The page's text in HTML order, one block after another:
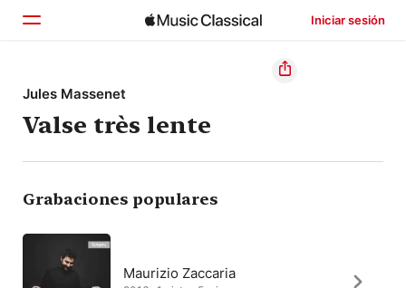
Iniciar sesión
Inicio
Explorar
Buscar
Jules Massenet
Valse très lente
Grabaciones populares
Maurizio Zaccaria